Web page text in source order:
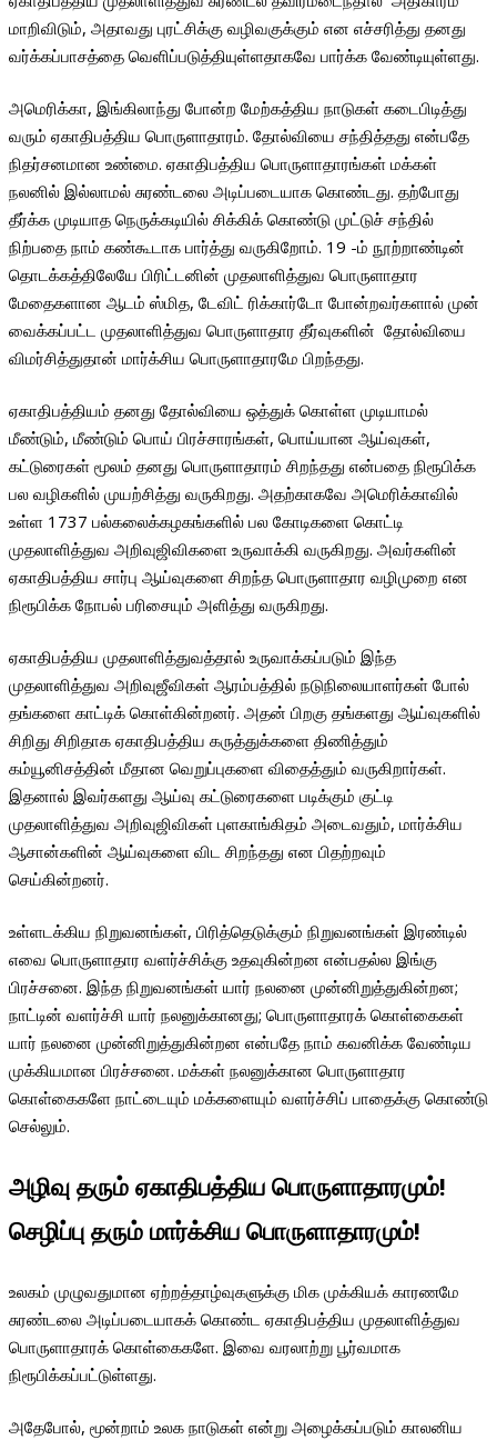
மாறிவிடும், அதாவது புரட்சிக்கு வழிவகுக்கும் என எச்சரித்து தனது
வர்க்கப்பாசத்தை வெளிப்படுத்தியுள்ளதாகவே பார்க்க வேண்டியுள்ளது.
அமெரிக்கா, இங்கிலாந்து போன்ற மேற்கத்திய நாடுகள் கடைபிடித்து
வரும் ஏகாதிபத்திய பொருளாதாரம். தோல்வியை சந்தித்தது என்பதே
நிதர்சனமான உண்மை. ஏகாதிபத்திய பொருளாதாரங்கள் மக்கள்
நலனில் இல்லாமல் சுரண்டலை அடிப்படையாக கொண்டது. தற்போது
தீர்க்க முடியாத நெருக்கடியில் சிக்கிக் கொண்டு முட்டுச் சந்தில்
நிற்பதை நாம் கண்கூடாக பார்த்து வருகிறோம். 19 -ம் நூற்றாண்டின்
தொடக்கத்திலேயே பிரிட்டனின் முதலாளித்துவ பொருளாதார
மேதைகளான ஆடம் ஸ்மித, டேவிட் ரிக்கார்டோ போன்றவர்களால் முன்
வைக்கப்பட்ட முதலாளித்துவ பொருளாதார தீர்வுகளின் தோல்வியை
விமர்சித்துதான் மார்க்சிய பொருளாதாரமே பிறந்தது.
ஏகாதிபத்தியம் தனது தோல்வியை ஒத்துக் கொள்ள முடியாமல்
மீண்டும், மீண்டும் பொய் பிரச்சாரங்கள், பொய்யான ஆய்வுகள்,
கட்டுரைகள் மூலம் தனது பொருளாதாரம் சிறந்தது என்பதை நிரூபிக்க
பல வழிகளில் முயற்சித்து வருகிறது. அதற்காகவே அமெரிக்காவில்
உள்ள 1737 பல்கலைக்கழகங்களில் பல கோடிகளை கொட்டி
முதலாளித்துவ அறிவுஜிவிகளை உருவாக்கி வருகிறது. அவர்களின்
ஏகாதிபத்திய சார்பு ஆய்வுகளை சிறந்த பொருளாதார வழிமுறை என
நிரூபிக்க நோபல் பரிசையும் அளித்து வருகிறது.
ஏகாதிபத்திய முதலாளித்துவத்தால் உருவாக்கப்படும் இந்த
முதலாளித்துவ அறிவுஜீவிகள் ஆரம்பத்தில் நடுநிலையாளர்கள் போல்
தங்களை காட்டிக் கொள்கின்றனர். அதன் பிறகு தங்களது ஆய்வுகளில்
சிறிது சிறிதாக ஏகாதிபத்திய கருத்துக்களை திணித்தும்
கம்யூனிசத்தின் மீதான வெறுப்புகளை விதைத்தும் வருகிறார்கள்.
இதனால் இவர்களது ஆய்வு கட்டுரைகளை படிக்கும் குட்டி
முதலாளித்துவ அறிவுஜிவிகள் புளகாங்கிதம் அடைவதும், மார்க்சிய
ஆசான்களின் ஆய்வுகளை விட சிறந்தது என பிதற்றவும்
செய்கின்றனர்.
உள்ளடக்கிய நிறுவனங்கள், பிரித்தெடுக்கும் நிறுவனங்கள் இரண்டில்
எவை பொருளாதார வளர்ச்சிக்கு உதவுகின்றன என்பதல்ல இங்கு
பிரச்சனை. இந்த நிறுவனங்கள் யார் நலனை முன்னிறுத்துகின்றன;
நாட்டின் வளர்ச்சி யார் நலனுக்கானது; பொருளாதாரக் கொள்கைகள்
யார் நலனை முன்னிறுத்துகின்றன என்பதே நாம் கவனிக்க வேண்டிய
முக்கியமான பிரச்சனை. மக்கள் நலனுக்கான பொருளாதார
கொள்கைகளே நாட்டையும் மக்களையும் வளர்ச்சிப் பாதைக்கு கொண்டு
செல்லும்.
அழிவு தரும் ஏகாதிபத்தியபொருளாதாரமும்!
செழிப்பு தரும்மார்க்சியபொருளாதாரமும்!
உலகம் முழுவதுமான ஏற்றத்தாழ்வுகளுக்கு மிக முக்கியக் காரணமே
சுரண்டலை அடிப்படையாகக் கொண்ட ஏகாதிபத்திய முதலாளித்துவ
பொருளாதாரக் கொள்கைகளே. இவை வரலாற்று பூர்வமாக
நிரூபிக்கப்பட்டுள்ளது.
அதேபோல், மூன்றாம் உலக நாடுகள் என்று அழைக்கப்படும் காலனிய